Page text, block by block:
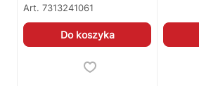
Art. 7313241061
Do koszyka